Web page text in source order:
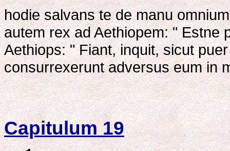
hodie salvans te de manu
autem rex ad Aethiopem: " Estne
Aethiops: " Fiant, inquit, sicut
consurrexerunt adversus eum in
Capitulum 19